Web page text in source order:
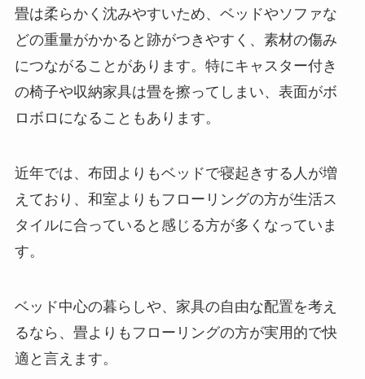
畳は柔らかく沈みやすいため、ベッドやソファな
どの重量がかかると跡がつきやすく、素材の傷み
につながることがあります。特にキャスター付き
の椅子や収納家具は畳を擦ってしまい、表面がボ
ロボロになることもあります。
近年では、布団よりもベッドで寝起きする人が増
えており、和室よりもフローリングの方が生活ス
タイルに合っていると感じる方が多くなっていま
す。
ベッド中心の暮らしや、家具の自由な配置を考え
るなら、畳よりもフローリングの方が実用的で快
適と言えます。